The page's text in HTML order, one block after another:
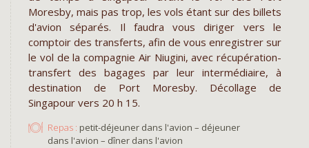
Moresby, mais pas trop, les vols étant sur des billets
d'avion séparés. Il faudra vous diriger vers le
comptoir des transferts, afin de vous enregistrer sur
le vol de la compagnie Air Niugini, avec récupération-
transfert des bagages par leur intermédiaire, à
destination de Port Moresby. Décollage de
Singapour vers 20 h 15.
Repas : petit-déjeuner dans l'avion – déjeuner
dans l'avion – dîner dans l'avion